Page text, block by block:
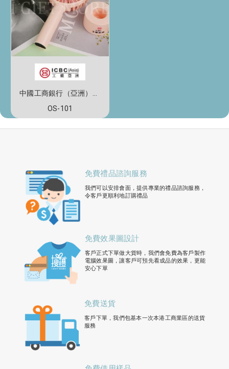
中國工商銀行（亞洲）有限公司-便攜連座風扇
OS-101
免費禮品諮詢服務
我們可以安排會面，提供專業的禮品諮詢服務，
令客戶更順利地訂購禮品
免費效果圖設計
客戶正式下單做大貨時，我們會免費為客戶製作
電腦效果圖，讓客戶可預先看成品的效果，更能
安心下單
免費送貨
客戶下單，我們包基本一次本港工商業區的送貨
服務